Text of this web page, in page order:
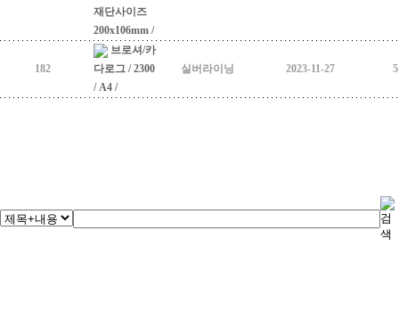
재단사이즈
200x106mm /
182
브로셔/카
다로그 / 2300
/ A4 /
실버라이닝 2023-11-27 5